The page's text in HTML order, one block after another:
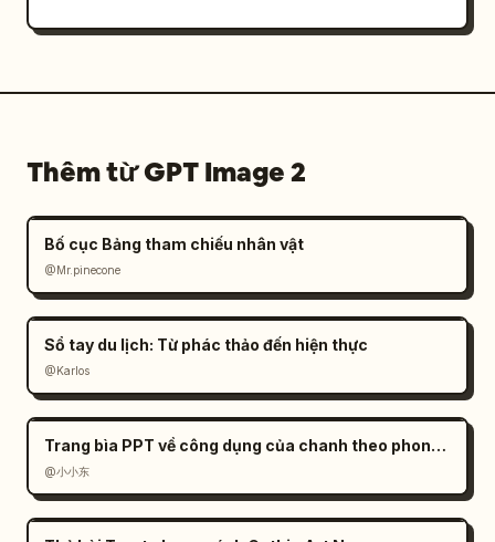
Thêm từ GPT Image 2
Bố cục Bảng tham chiếu nhân vật
@Mr.pinecone
Sổ tay du lịch: Từ phác thảo đến hiện thực
@Karlos
Trang bìa PPT về công dụng của chanh theo phong cách hiện đại
@小小东